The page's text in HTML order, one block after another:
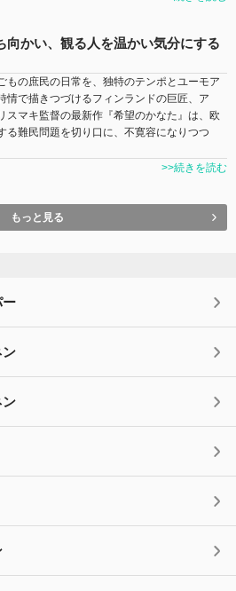
向かい、観る人を温かい気分にする
もの庶民の日常を、独特のテンポとユーモア
情で描きつづけるフィンランドの巨匠、ア
スマキ監督の最新作『希望のかなた』は、欧
る難民問題を切り口に、不寛容になりつつ
>>続きを読む
もっと見る
ー
ン
ン